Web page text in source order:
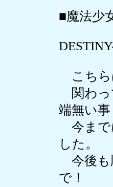
■魔法少
こちら
関わっ
端無い事
今まで
した。
今後も
で！